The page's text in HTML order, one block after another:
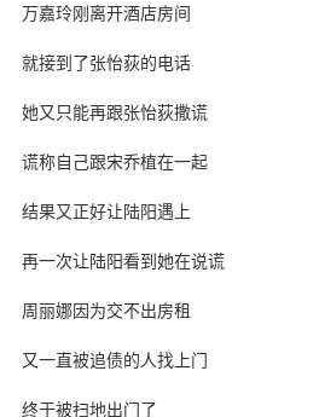
万嘉玲刚离开酒店房间
就接到了张怡荻的电话
她又只能再跟张怡荻撒谎
谎称自己跟宋乔植在一起
结果又正好让陆阳遇上
再一次让陆阳看到她在说谎
周丽娜因为交不出房租
又一直被追债的人找上门
终于被扫地出门了